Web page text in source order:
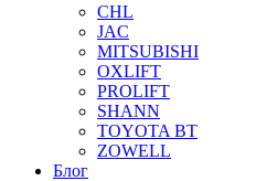
CHL
JAC
MITSUBISHI
OXLIFT
PROLIFT
SHANN
TOYOTA BT
ZOWELL
Блог